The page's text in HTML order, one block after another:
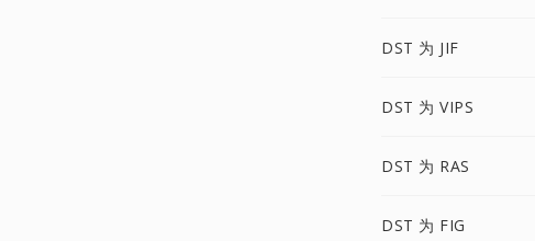
DST 为 JIF
DST 为 VIPS
DST 为 RAS
DST 为 FIG